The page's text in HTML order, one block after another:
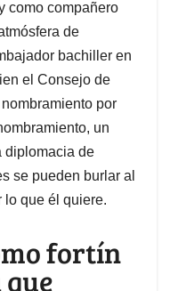
como compañero
de
bachiller en
el Consejo de
por
un
diplomacia de
se pueden burlar al
lo que él quiere.
fortín